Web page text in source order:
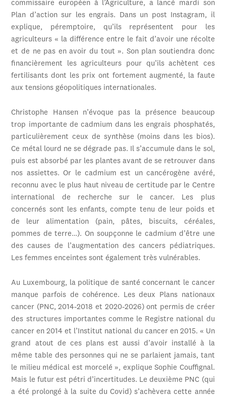
commissaire européen à l’Agriculture, a lancé mardi son
Plan d’action sur les engrais. Dans un post Instagram, il
explique, péremptoire, qu’ils représentent pour les
agriculteurs « la différence entre le fait d’avoir une récolte
et de ne pas en avoir du tout ». Son plan soutiendra donc
financièrement les agriculteurs pour qu’ils achètent ces
fertilisants dont les prix ont fortement augmenté, la faute
aux tensions géopolitiques internationales.
Christophe Hansen n’évoque pas la présence beaucoup
trop importante de cadmium dans les engrais phosphatés,
particulièrement ceux de synthèse (moins dans les bios).
Ce métal lourd ne se dégrade pas. Il s’accumule dans le sol,
puis est absorbé par les plantes avant de se retrouver dans
nos assiettes. Or le cadmium est un cancérogène avéré,
reconnu avec le plus haut niveau de certitude par le Centre
international de recherche sur le cancer. Les plus
concernés sont les enfants, compte tenu de leur poids et
de leur alimentation (pain, pâtes, biscuits, céréales,
pommes de terre…). On soupçonne le cadmium d’être une
des causes de l’augmentation des cancers pédiatriques.
Les femmes enceintes sont également très vulnérables.
Au Luxembourg, la politique de santé concernant le cancer
manque parfois de cohérence. Les deux Plans nationaux
cancer (PNC, 2014-2018 et 2020-2026) ont permis de créer
des structures importantes comme le Registre national du
cancer en 2014 et l’Institut national du cancer en 2015. « Un
grand atout de ces plans est aussi d’avoir installé à la
même table des personnes qui ne se parlaient jamais, tant
le milieu médical est morcelé », explique Sophie Couffignal.
Mais le futur est pétri d’incertitudes. Le deuxième PNC (qui
a été prolongé à la suite du Covid) s’achèvera cette année